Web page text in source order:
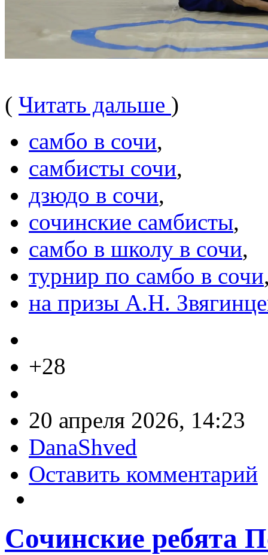
( Читать дальше )
самбо в сочи,
самбисты сочи,
дзюдо в сочи,
сочинские самбисты,
самбо в школу в сочи,
турнир по самбо в сочи
на призы А.Н.
+28
20 апреля 2026, 14:23
DanaShved
Оставить комментарий
Сочинские ребята